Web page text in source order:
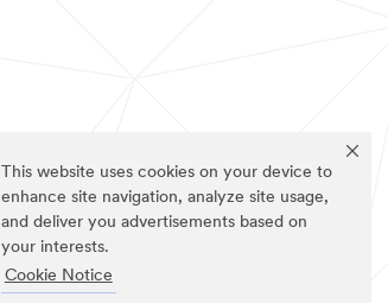
This website uses cookies on your device to
enhance site navigation, analyze site usage,
and deliver you advertisements based on
your interests.
Cookie Notice